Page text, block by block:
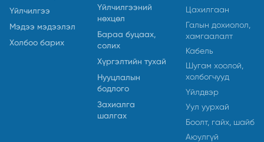
Үйлчилгээ
Мэдээ мэдээлэл
Холбоо барих
Үйлчилгээний
нөхцөл
Бараа буцаах,
солих
Хүргэлтийн тухай
Нууцлалын
бодлого
Захиалга
шалгах
Цахилгаан
Галын дохиолол,
хамгаалалт
Кабель
Шугам хоолой,
холбогчууд
Үйлдвэр
Уул уурхай
Боолт, гайх, шайб
Аюулгүй